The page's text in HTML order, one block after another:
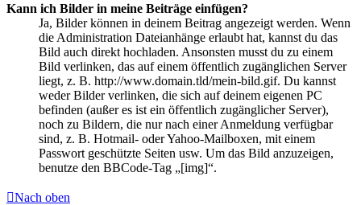
Kann ich Bilder in meine Beiträge einfügen?
Ja, Bilder können in deinem Beitrag angezeigt werden. Wenn
die Administration Dateianhänge erlaubt hat, kannst du das
Bild auch direkt hochladen. Ansonsten musst du zu einem
Bild verlinken, das auf einem öffentlich zugänglichen Server
liegt, z. B. http://www.domain.tld/mein-bild.gif. Du kannst
weder Bilder verlinken, die sich auf deinem eigenen PC
befinden (außer es ist ein öffentlich zugänglicher Server),
noch zu Bildern, die nur nach einer Anmeldung verfügbar
sind, z. B. Hotmail- oder Yahoo-Mailboxen, mit einem
Passwort geschützte Seiten usw. Um das Bild anzuzeigen,
benutze den BBCode-Tag „[img]“.
Nach oben